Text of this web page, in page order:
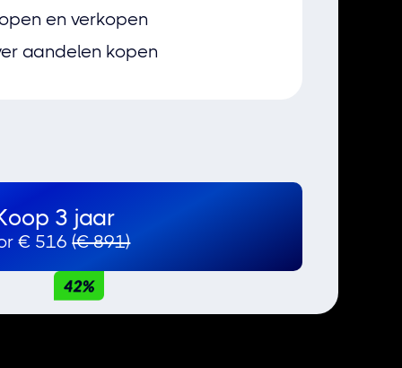
en verkopen
aandelen kopen
3 jaar
€ 516(€ 891)